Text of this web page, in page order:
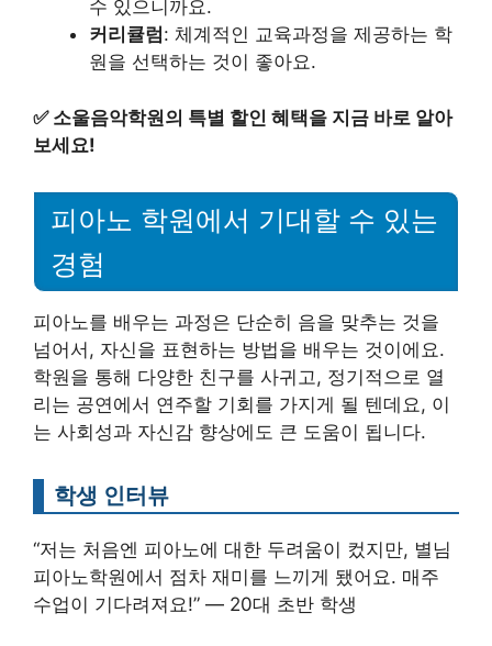
수 있으니까요.
커리큘럼 : 체계적인 교육과정을 제공하는 학
원을 선택하는 것이 좋아요.
✅ 소울음악학원의 특별 할인 혜택을 지금 바로 알아
보세요!
피아노 학원에서 기대할 수 있는
경험
피아노를 배우는 과정은 단순히 음을 맞추는 것을
넘어서, 자신을 표현하는 방법을 배우는 것이에요.
학원을 통해 다양한 친구를 사귀고, 정기적으로 열
리는 공연에서 연주할 기회를 가지게 될 텐데요, 이
는 사회성과 자신감 향상에도 큰 도움이 됩니다.
학생 인터뷰
“저는 처음엔 피아노에 대한 두려움이 컸지만, 별님
피아노학원에서 점차 재미를 느끼게 됐어요. 매주
수업이 기다려져요!” — 20대 초반 학생